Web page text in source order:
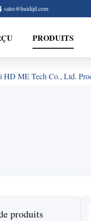
sales@huidijd.com
PRODUITS
HD ME Tech Co., Ltd.
produits